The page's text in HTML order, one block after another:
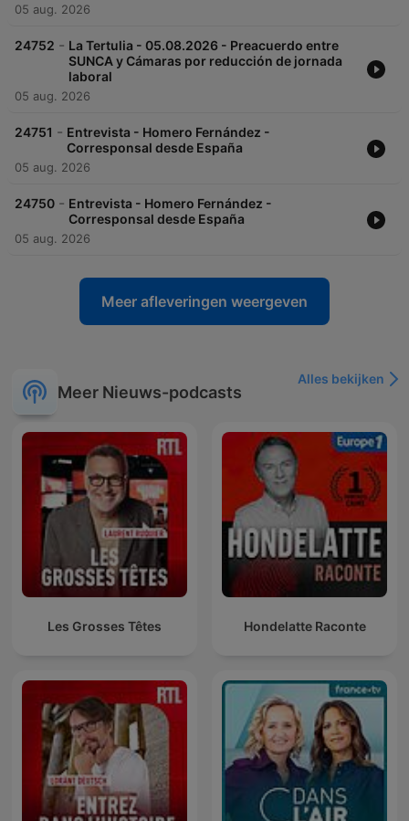
05 aug. 2026
24752 - La Tertulia - 05.08.2026 - Preacuerdo entre
SUNCA y Cámaras por reducción de jornada
laboral
05 aug. 2026
24751 - Entrevista - Homero Fernández -
Corresponsal desde España
05 aug. 2026
24750 - Entrevista - Homero Fernández -
Corresponsal desde España
05 aug. 2026
Meer afleveringen weergeven
Meer Nieuws-podcasts
Alles bekijken
Les Grosses Têtes Hondelatte Raconte